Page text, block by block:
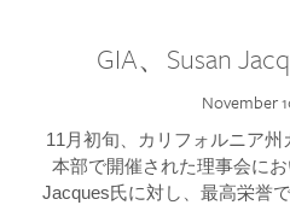
GIA、Susan
November
11月初旬、カリフォルニア
本部で開催された理事会に
Jacques氏に対し、最高栄誉